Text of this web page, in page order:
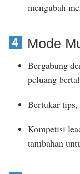
mengubah
Mode
Bergabung
peluang
Bertukar tips,
Kompetisi
tambahan